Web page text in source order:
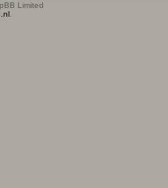
Limited
.